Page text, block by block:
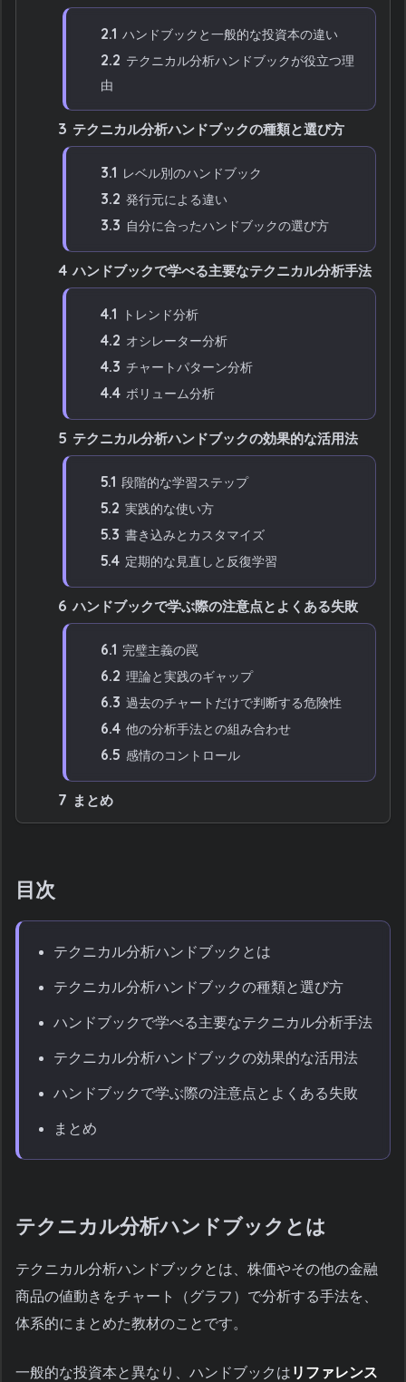
2.1 ハンドブックと一般的な投資本の違い
2.2 テクニカル分析ハンドブックが役立つ理
由
3 テクニカル分析ハンドブックの種類と選び方
3.1 レベル別のハンドブック
3.2 発行元による違い
3.3 自分に合ったハンドブックの選び方
4 ハンドブックで学べる主要なテクニカル分析手法
4.1 トレンド分析
4.2 オシレーター分析
4.3 チャートパターン分析
4.4 ボリューム分析
5 テクニカル分析ハンドブックの効果的な活用法
5.1 段階的な学習ステップ
5.2 実践的な使い方
5.3 書き込みとカスタマイズ
5.4 定期的な見直しと反復学習
6 ハンドブックで学ぶ際の注意点とよくある失敗
6.1 完璧主義の罠
6.2 理論と実践のギャップ
6.3 過去のチャートだけで判断する危険性
6.4 他の分析手法との組み合わせ
6.5 感情のコントロール
7 まとめ
目次
テクニカル分析ハンドブックとは
テクニカル分析ハンドブックの種類と選び方
ハンドブックで学べる主要なテクニカル分析手法
テクニカル分析ハンドブックの効果的な活用法
ハンドブックで学ぶ際の注意点とよくある失敗
まとめ
テクニカル分析ハンドブックとは
テクニカル分析ハンドブックとは、株価やその他の金融
商品の値動きをチャート（グラフ）で分析する手法を、
体系的にまとめた教材のことです。
一般的な投資本と異なり、ハンドブックは リファレンス